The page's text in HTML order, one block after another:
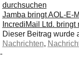
durchsuchen
Jamba bringt AOL-E-
IncrediMail Ltd.
Dieser Beitrag wurde
Nachrichten,
-